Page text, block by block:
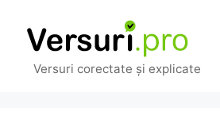
conținut
Versuri corectate și explicate